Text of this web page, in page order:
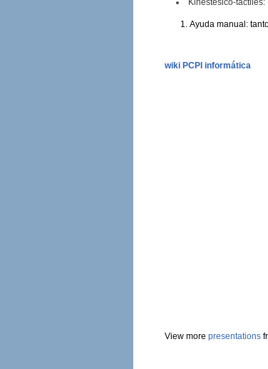
Kinestésico-táctiles:
Ayuda manual:
wiki PCPI informática
View more presentations